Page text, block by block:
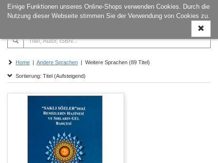
Einige Funktionen unseres Online-Shops verwenden Cookies. Durch die
Nutzung dieser Webseite stimmen Sie der Verwendung von Cookies zu.
ein-/
Home | Andere Sprachen | Weitere Sprachen (89 Titel)
Sortierung: Titel (Aufsteigend)